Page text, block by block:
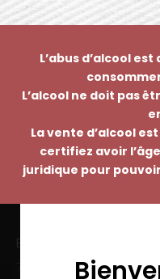
L’abus d’alcool
L’alcool ne doit pas
La vente d’alcool
certifiez avoir
juridique pour
EMMANUEL NASTI
7 avenue Pierre Pflimlin